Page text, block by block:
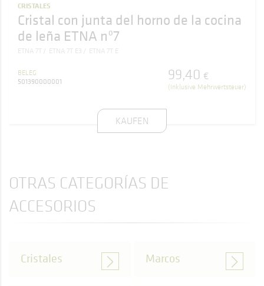
CRISTALES
Cristal con junta del horno de la cocina
de leña ETNA nº7
ETNA 7T ETNA 7T E3 ETNA 7T E
BELEG
501390000001
99,40 €
(Inklusive Mehrwertsteuer)
KAUFEN
OTRAS CATEGORÍAS DE
ACCESORIOS
Cristales Marcos